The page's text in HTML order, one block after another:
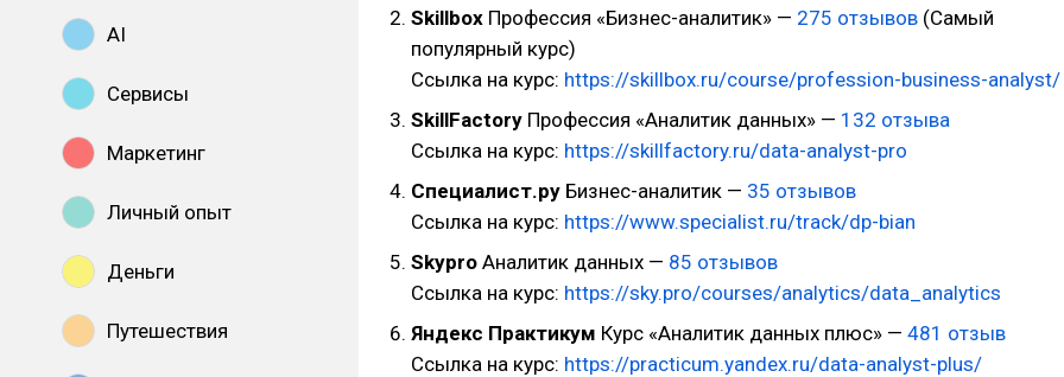
AI
Сервисы
Маркетинг
Личный опыт
Деньги
Путешествия
Skillbox Профессия «Бизнес-аналитик» — 275 отзывов (Самый
популярный курс)
Ссылка на курс: https://skillbox.ru/course/profession-business-analyst/
SkillFactory Профессия «Аналитик данных» — 132 отзыва
Ссылка на курс: https://skillfactory.ru/data-analyst-pro
Специалист.ру Бизнес-аналитик — 35 отзывов
Ссылка на курс: https://www.specialist.ru/track/dp-bian
Skypro Аналитик данных — 85 отзывов
Ссылка на курс: https://sky.pro/courses/analytics/data_analytics
Яндекс Практикум Курс «Аналитик данных плюс» — 481 отзыв
Ссылка на курс: https://practicum.yandex.ru/data-analyst-plus/